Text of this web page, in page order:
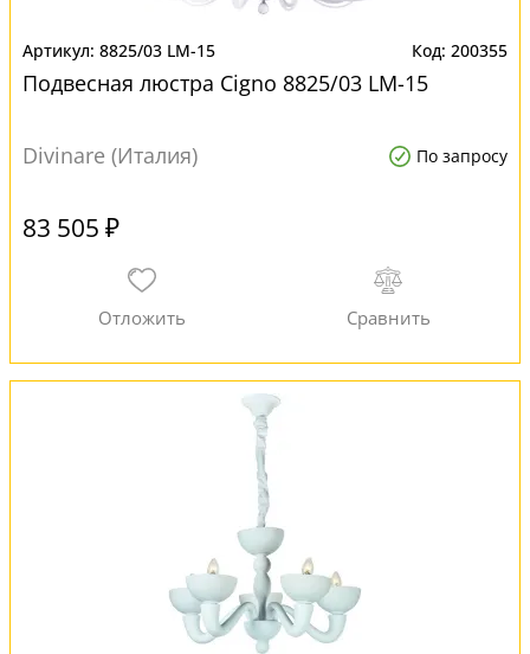
8825/03 LM-15 200355
Подвесная люстра Cigno 8825/03 LM-15
Divinare (Италия) По запросу
83 505 ₽